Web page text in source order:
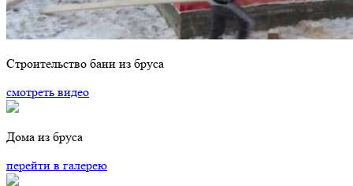
Строительство бани из бруса
смотреть видео
Дома из бруса
перейти в галерею